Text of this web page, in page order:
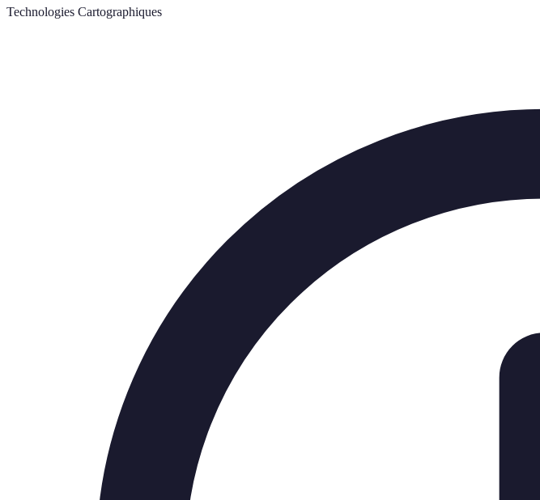
Technologies Cartographiques